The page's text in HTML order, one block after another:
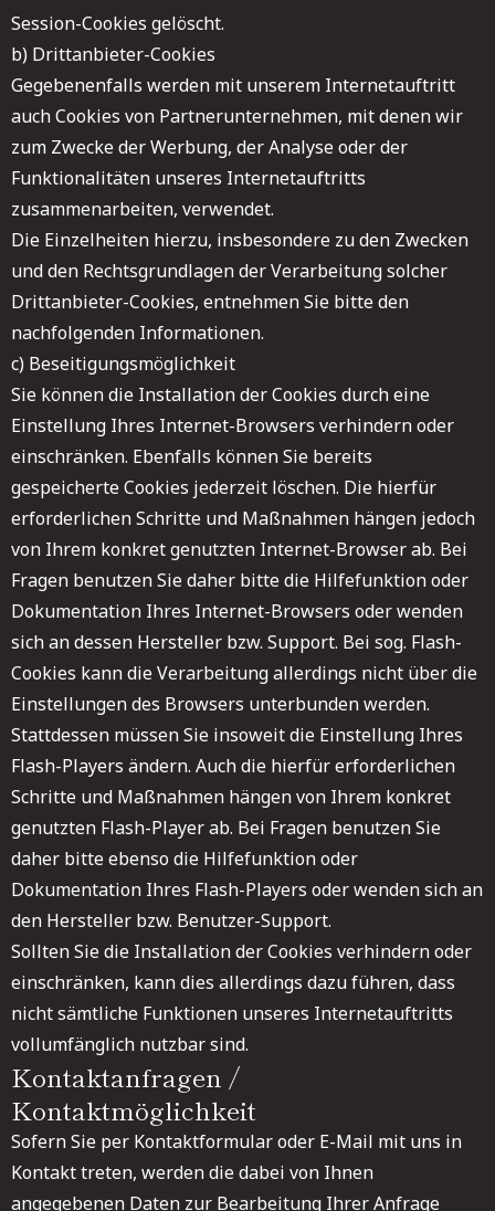
Session-Cookies gelöscht.
b) Drittanbieter-Cookies
Gegebenenfalls werden mit unserem Internetauftritt
auch Cookies von Partnerunternehmen, mit denen wir
zum Zwecke der Werbung, der Analyse oder der
Funktionalitäten unseres Internetauftritts
zusammenarbeiten, verwendet.
Die Einzelheiten hierzu, insbesondere zu den Zwecken
und den Rechtsgrundlagen der Verarbeitung solcher
Drittanbieter-Cookies, entnehmen Sie bitte den
nachfolgenden Informationen.
c) Beseitigungsmöglichkeit
Sie können die Installation der Cookies durch eine
Einstellung Ihres Internet-Browsers verhindern oder
einschränken. Ebenfalls können Sie bereits
gespeicherte Cookies jederzeit löschen. Die hierfür
erforderlichen Schritte und Maßnahmen hängen jedoch
von Ihrem konkret genutzten Internet-Browser ab. Bei
Fragen benutzen Sie daher bitte die Hilfefunktion oder
Dokumentation Ihres Internet-Browsers oder wenden
sich an dessen Hersteller bzw. Support. Bei sog. Flash-
Cookies kann die Verarbeitung allerdings nicht über die
Einstellungen des Browsers unterbunden werden.
Stattdessen müssen Sie insoweit die Einstellung Ihres
Flash-Players ändern. Auch die hierfür erforderlichen
Schritte und Maßnahmen hängen von Ihrem konkret
genutzten Flash-Player ab. Bei Fragen benutzen Sie
daher bitte ebenso die Hilfefunktion oder
Dokumentation Ihres Flash-Players oder wenden sich an
den Hersteller bzw. Benutzer-Support.
Sollten Sie die Installation der Cookies verhindern oder
einschränken, kann dies allerdings dazu führen, dass
nicht sämtliche Funktionen unseres Internetauftritts
vollumfänglich nutzbar sind.
Kontaktanfragen /
Kontaktmöglichkeit
Sofern Sie per Kontaktformular oder E-Mail mit uns in
Kontakt treten, werden die dabei von Ihnen
angegebenen Daten zur Bearbeitung Ihrer Anfrage